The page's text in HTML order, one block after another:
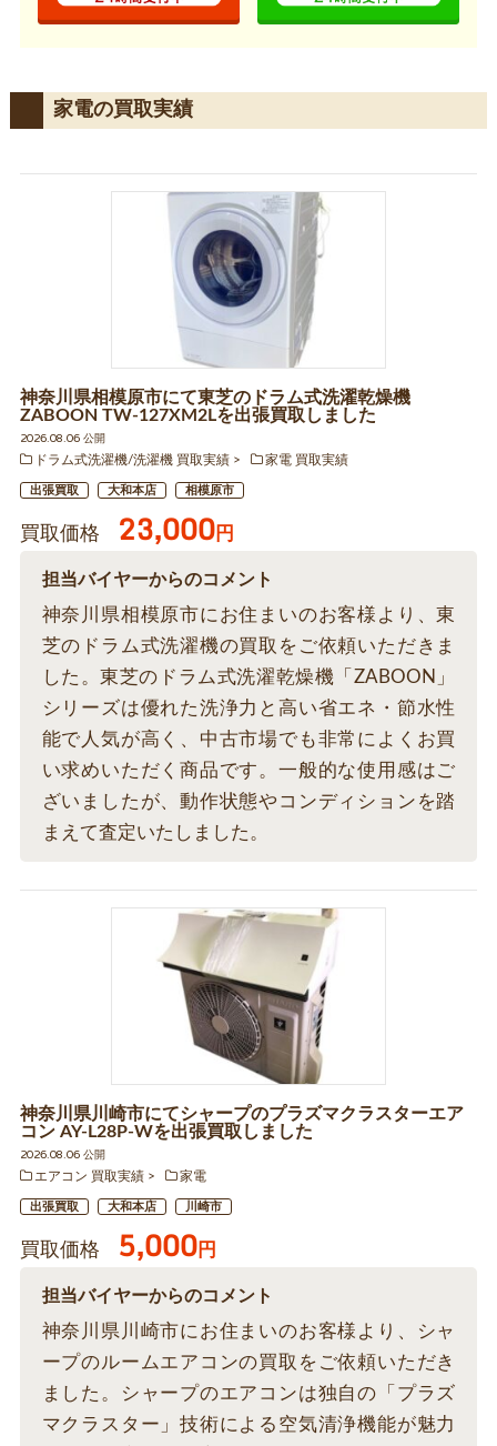
家電の買取実績
神奈川県相模原市にて東芝のドラム式洗濯乾燥機
ZABOON TW-127XM2Lを出張買取しました
2026.08.06 公開
ドラム式洗濯機/洗濯機 買取実績
家電 買取実績
出張買取 大和本店 相模原市
買取価格 23,000円
担当バイヤーからのコメント
神奈川県相模原市にお住まいのお客様より、東
芝のドラム式洗濯機の買取をご依頼いただきま
した。東芝のドラム式洗濯乾燥機「ZABOON」
シリーズは優れた洗浄力と高い省エネ・節水性
能で人気が高く、中古市場でも非常によくお買
い求めいただく商品です。一般的な使用感はご
ざいましたが、動作状態やコンディションを踏
まえて査定いたしました。
神奈川県川崎市にてシャープのプラズマクラスターエア
コン AY-L28P-Wを出張買取しました
2026.08.06 公開
エアコン 買取実績
家電
出張買取 大和本店 川崎市
買取価格 5,000円
担当バイヤーからのコメント
神奈川県川崎市にお住まいのお客様より、シャ
ープのルームエアコンの買取をご依頼いただき
ました。シャープのエアコンは独自の「プラズ
マクラスター」技術による空気清浄機能が魅力